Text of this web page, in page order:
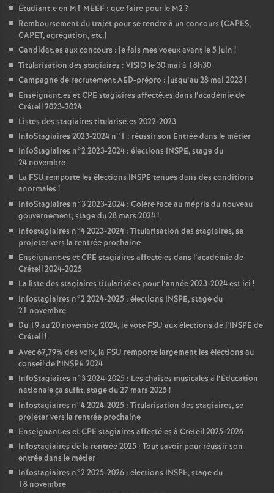
Étudiant.e en M1 MEEF : que faire pour le M2?
Remboursement du trajet pour se rendre à un concours (CAPES,
CAPET, agrégation, etc.)
Candidat.es aux concours : je fais mes voeux avant le 5 juin !
Titularisation des stagiaires : VISIO le 30 mai à 18h30
Campagne de recrutementAED-prépro : jusqu’au 28 mai 2023!
Enseignant.es etCPE stagiaires affecté.es dans l’académie de
Créteil 2023-2024
Listes des stagiaires titularisé.es 2022-2023
InfoStagiaires 2023-2024 n°1 : réussir son Entrée dans le métier
InfoStagiaires n°2 2023-2024 : élections INSPE, stage du
24 novembre
La FSU remporte les élections INSPE tenues dans des conditions
anormales !
InfoStagiaires n°3 2023-2024 : Colère face au mépris du nouveau
gouvernement, stage du 28 mars 2024!
Infostagiaires n°4 2023-2024 : Titularisation des stagiaires, se
projeter vers la rentrée prochaine
Enseignant·es etCPE stagiaires affecté·es dans l’académie de
Créteil 2024-2025
La liste des stagiaires titularisé·es pour l’année 2023-2024 est ici !
Infostagiaires n°2 2024-2025 : élections INSPE, stage du
21 novembre
Du 19 au 20 novembre 2024, je vote FSU aux élections de l’INSPE de
Créteil!
Avec 67,79% des voix, la FSU remporte largement les élections au
conseil de l’INSPE 2024
InfoStagiaires n°3 2024-2025 : Les chaises musicales à l’Éducation
nationale ça suffit, stage du 27 mars 2025!
Infostagiaires n°4 2024-2025 : Titularisation des stagiaires, se
projeter vers la rentrée prochaine
Enseignant·es etCPE stagiaires affecté·es à Créteil 2025-2026
Infostagiaires de la rentrée 2025 : Tout savoir pour réussir son
entrée dans le métier
Infostagiaires n°2 2025-2026 : élections INSPE, stage du
18 novembre